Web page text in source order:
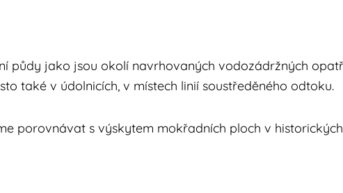
půdy jako jsou okolí navrhovaných vodozádržných
také v údolnicích, v místech linií soustředěného odtoku.
porovnávat s výskytem mokřadních ploch v